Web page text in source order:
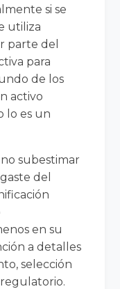
si se
utiliza
parte del
para
de los
activo
lo es un
subestimar
del
en su
a detalles
selección